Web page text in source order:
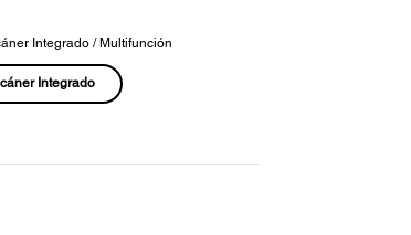
Integrado / Multifunción
Integrado